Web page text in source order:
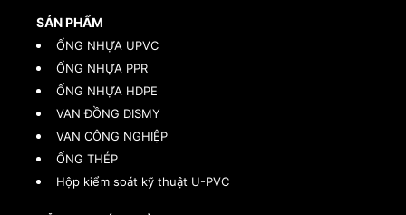
SẢN PHẨM
ỐNG NHỰA UPVC
ỐNG NHỰA PPR
ỐNG NHỰA HDPE
VAN ĐỒNG DISMY
VAN CÔNG NGHIỆP
ỐNG THÉP
Hộp kiểm soát kỹ thuật U-PVC